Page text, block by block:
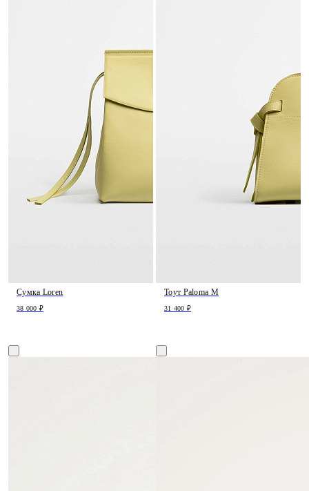
Сумка Loren
38 000 ₽
Тоут Paloma M
31 400 ₽